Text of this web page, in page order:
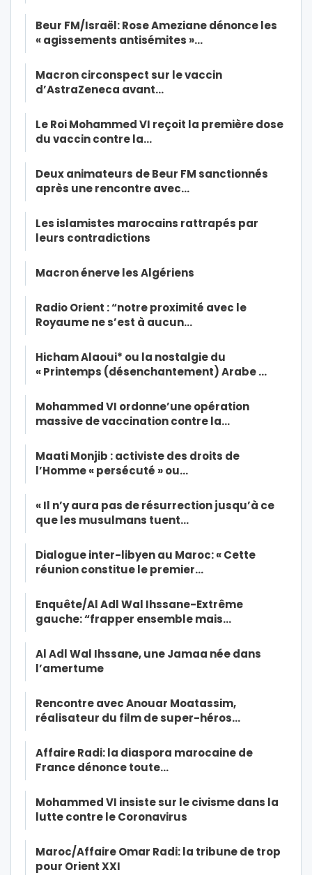
Beur FM/Israël: Rose Ameziane dénonce les
« agissements antisémites »…
Macron circonspect sur le vaccin
d’AstraZeneca avant…
Le Roi Mohammed VI reçoit la première dose
du vaccin contre la…
Deux animateurs de Beur FM sanctionnés
après une rencontre avec…
Les islamistes marocains rattrapés par
leurs contradictions
Macron énerve les Algériens
Radio Orient : “notre proximité avec le
Royaume ne s’est à aucun…
Hicham Alaoui* ou la nostalgie du
« Printemps (désenchantement) Arabe …
Mohammed VI ordonne’une opération
massive de vaccination contre la…
Maati Monjib : activiste des droits de
l’Homme « persécuté » ou…
« Il n’y aura pas de résurrection jusqu’à ce
que les musulmans tuent…
Dialogue inter-libyen au Maroc: « Cette
réunion constitue le premier…
Enquête/Al Adl Wal Ihssane-Extrême
gauche: “frapper ensemble mais…
Al Adl Wal Ihssane, une Jamaa née dans
l’amertume
Rencontre avec Anouar Moatassim,
réalisateur du film de super-héros…
Affaire Radi: la diaspora marocaine de
France dénonce toute…
Mohammed VI insiste sur le civisme dans la
lutte contre le Coronavirus
Maroc/Affaire Omar Radi: la tribune de trop
pour Orient XXI